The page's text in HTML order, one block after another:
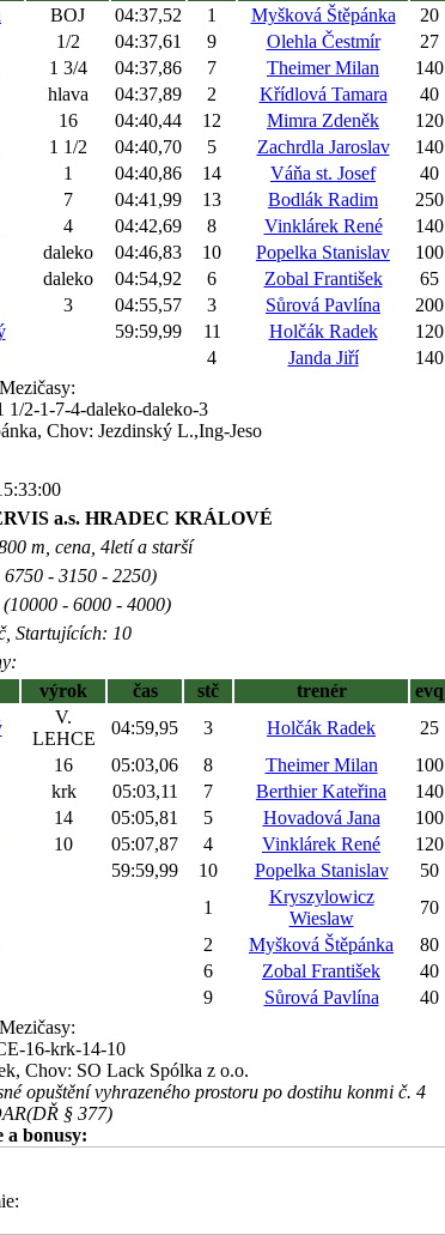
BOJ 04:37,52 1 Myšková Štěpánka
20
1/2 04:37,61 9 Olehla Čestmír
27
1 3/4 04:37,86 7 Theimer Milan
140
hlava 04:37,89 2 Křídlová Tamara
40
16 04:40,44 12 Mimra Zdeněk
120
1 1/2 04:40,70 5 Zachrdla Jaroslav
140
1 04:40,86 14 Váňa st. Josef
40
7 04:41,99 13 Bodlák Radim
250
4 04:42,69 8 Vinklárek René
140
daleko 04:46,83 10 Popelka Stanislav
100
daleko 04:54,92 6 Zobal František
65
3 04:55,57 3 Sůrová Pavlína
200
59:59,99 11 Holčák Radek
120
4 Janda Jiří
140
2-1-7-4-daleko-daleko-3
Chov: Jezdinský L.,Ing-Jeso
a.s. HRADEC KRÁLOVÉ
m, cena, 4letí a starší
- 3150 - 2250)
- 6000 - 4000)
Startujících: 10
výrok čas stč trenér
evq
V.
LEHCE
04:59,95 3 Holčák Radek
25
16 05:03,06 8 Theimer Milan
100
krk 05:03,11 7 Berthier Kateřina
140
14 05:05,81 5 Hovadová Jana
100
10 05:07,87 4 Vinklárek René
120
59:59,99 10 Popelka Stanislav
50
1
Kryszylowicz
Wieslaw
70
2 Myšková Štěpánka
80
6 Zobal František
40
9 Sůrová Pavlína
40
16-krk-14-10
Chov: SO Lack Spólka z o.o.
opuštění vyhrazeného prostoru po dostihu konmi č. 4
§ 377)
a bonusy: